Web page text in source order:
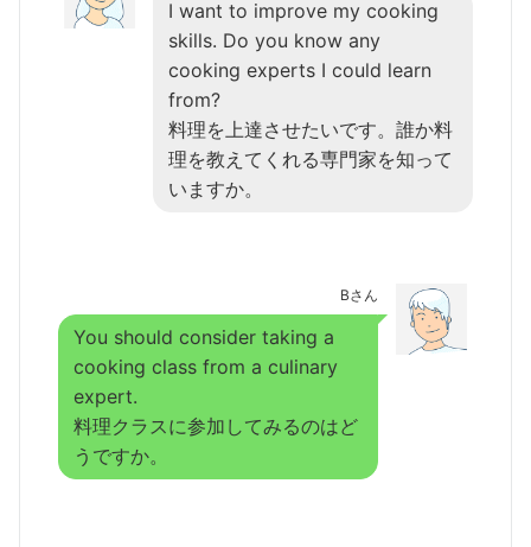
I want to improve my cooking
skills. Do you know any
cooking experts I could learn
from?
料理を上達させたいです。誰か料
理を教えてくれる専門家を知って
いますか。
Bさん
You should consider taking a
cooking class from a culinary
expert.
料理クラスに参加してみるのはど
うですか。